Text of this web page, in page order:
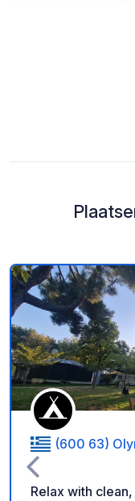
(600 63)
Relax with